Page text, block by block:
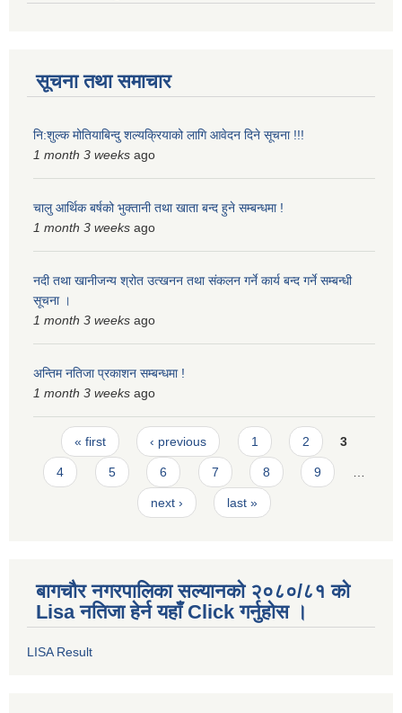
सूचना तथा समाचार
नि:शुल्क मोतियाबिन्दु शल्यक्रियाको लागि आवेदन दिने सूचना !!!
1 month 3 weeks ago
चालु आर्थिक बर्षको भुक्तानी तथा खाता बन्द हुने सम्बन्धमा !
1 month 3 weeks ago
नदी तथा खानीजन्य श्रोत उत्खनन तथा संकलन गर्ने कार्य बन्द गर्ने सम्बन्धी
सूचना ।
1 month 3 weeks ago
अन्तिम नतिजा प्रकाशन सम्बन्धमा !
1 month 3 weeks ago
Pages
« first ‹ previous 1 2 3
4 5 6 7 8 9 …
next › last »
बागचौर नगरपालिका सल्यानको २०८०/८१ को
Lisa नतिजा हेर्न यहाँ Click गर्नुहोस ।
LISA Result